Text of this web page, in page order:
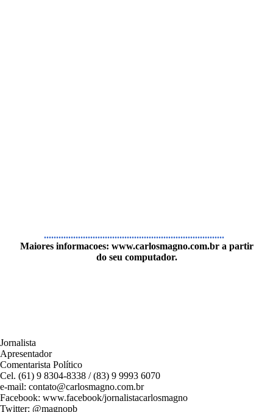
..........................................................................
Maiores informacoes: www.carlosmagno.com.bra partir
do seu computador.
Jornalista
Apresentador
Comentarista Político
Cel. (61) 9 8304-8338 / (83) 9 9993 6070
e-mail: contato@carlosmagno.com.br
Facebook: www.facebook/jornalistacarlosmagno
Twitter: @magnopb